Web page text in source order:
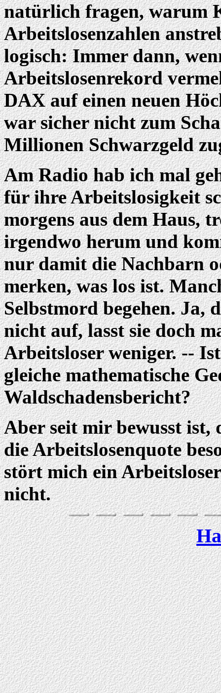
natürlich fragen, warum
Arbeitslosenzahlen
logisch: Immer dann,
Arbeitslosenrekord
DAX auf einen neuen
war sicher nicht zum
Millionen Schwarzgeld
Am Radio hab ich mal
für ihre Arbeitslosigkeit
morgens aus dem Haus,
irgendwo herum und
nur damit die Nachbarn
merken, was los ist.
Selbstmord begehen. Ja,
nicht auf, lasst sie doch
Arbeitsloser weniger. --
gleiche mathematische
Waldschadensbericht?
Aber seit mir bewusst ist,
die Arbeitslosenquote
stört mich ein
nicht.